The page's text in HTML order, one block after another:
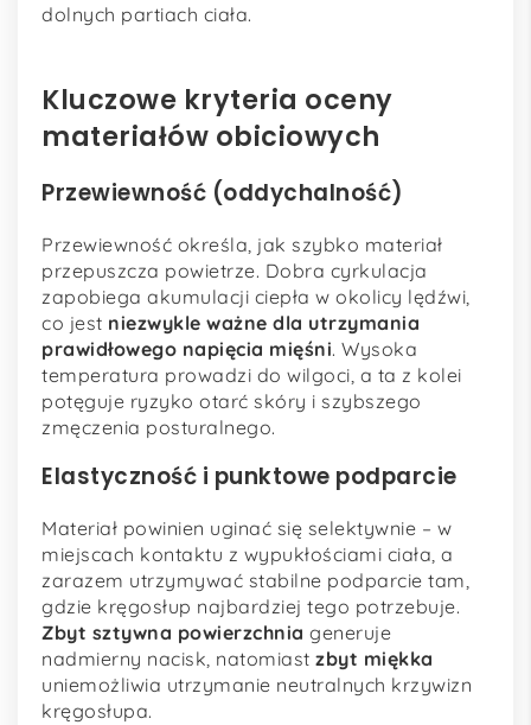
dolnych partiach ciała.
Kluczowe kryteria oceny
materiałów obiciowych
Przewiewność (oddychalność)
Przewiewność określa, jak szybko materiał
przepuszcza powietrze. Dobra cyrkulacja
zapobiega akumulacji ciepła w okolicy lędźwi,
co jest niezwykle ważne dla utrzymania
prawidłowego napięcia mięśni. Wysoka
temperatura prowadzi do wilgoci, a ta z kolei
potęguje ryzyko otarć skóry i szybszego
zmęczenia posturalnego.
Elastyczność i punktowe podparcie
Materiał powinien uginać się selektywnie – w
miejscach kontaktu z wypukłościami ciała, a
zarazem utrzymywać stabilne podparcie tam,
gdzie kręgosłup najbardziej tego potrzebuje.
Zbyt sztywna powierzchnia generuje
nadmierny nacisk, natomiast zbyt miękka
uniemożliwia utrzymanie neutralnych krzywizn
kręgosłupa.